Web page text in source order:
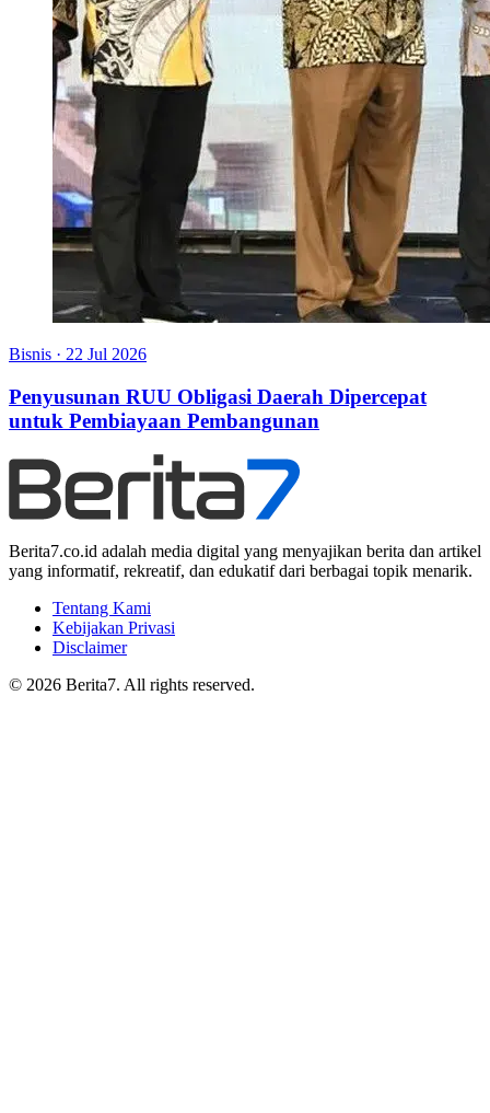
Bisnis · 22 Jul 2026
Penyusunan RUU Obligasi Daerah Dipercepat
untuk Pembiayaan Pembangunan
Berita7.co.id adalah media digital yang menyajikan berita dan artikel
yang informatif, rekreatif, dan edukatif dari berbagai topik menarik.
Tentang Kami
Kebijakan Privasi
Disclaimer
© 2026 Berita7. All rights reserved.